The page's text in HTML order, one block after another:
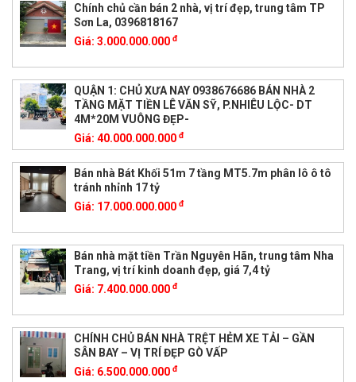
Chính chủ cần bán 2 nhà, vị trí đẹp, trung tâm TP
Sơn La, 0396818167
Giá: 3.000.000.000 đ
QUẬN 1: CHỦ XƯA NAY 0938676686 BÁN NHÀ 2
TẦNG MẶT TIỀN LÊ VĂN SỸ, P.NHIÊU LỘC- DT
4M*20M VUÔNG ĐẸP-
Giá: 40.000.000.000 đ
Bán nhà Bát Khối 51m 7 tầng MT5.7m phân lô ô tô
tránh nhỉnh 17 tỷ
Giá: 17.000.000.000 đ
Bán nhà mặt tiền Trần Nguyên Hãn, trung tâm Nha
Trang, vị trí kinh doanh đẹp, giá 7,4 tỷ
Giá: 7.400.000.000 đ
CHÍNH CHỦ BÁN NHÀ TRỆT HẺM XE TẢI – GẦN
SÂN BAY – VỊ TRÍ ĐẸP GÒ VẤP
Giá: 6.500.000.000 đ